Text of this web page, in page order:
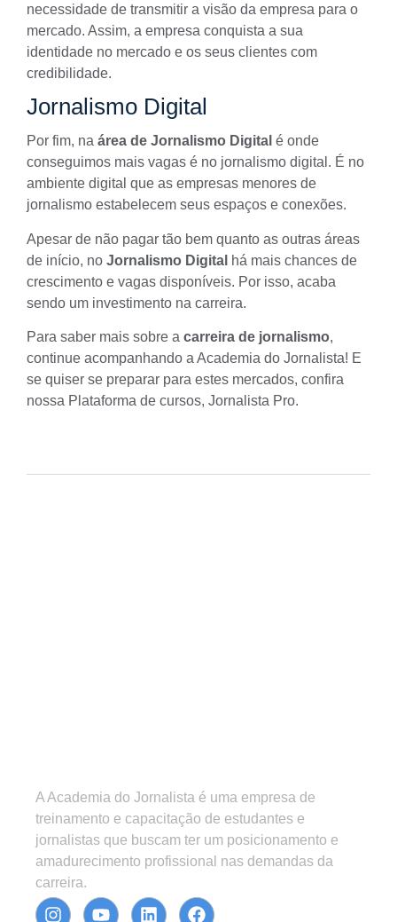
necessidade de transmitir a visão da empresa para o
mercado. Assim, a empresa conquista a sua
identidade no mercado e os seus clientes com
credibilidade.
Jornalismo Digital
Por fim, na área de Jornalismo Digital é onde
conseguimos mais vagas é no jornalismo digital . É no
ambiente digital que as empresas menores de
jornalismo estabelecem seus espaços e conexões.
Apesar de não pagar tão bem quanto as outras áreas
de início, no Jornalismo Digital há mais chances de
crescimento e vagas disponíveis. Por isso, acaba
sendo um investimento na carreira.
Para saber mais sobre a carreira de jornalismo,
continue acompanhando a Academia do Jornalista! E
se quiser se preparar para estes mercados, confira
nossa Plataforma de cursos, Jornalista Pro.
A Academia do Jornalista é uma empresa de
treinamento e capacitação de estudantes e
jornalistas que buscam ter um posicionamento e
amadurecimento profissional nas demandas da
carreira.